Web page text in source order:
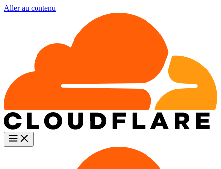
Aller au contenu